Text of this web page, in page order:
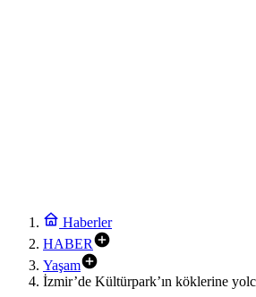
Haberler
HABER
Yaşam
İzmir’de Kültürpark’ın köklerine